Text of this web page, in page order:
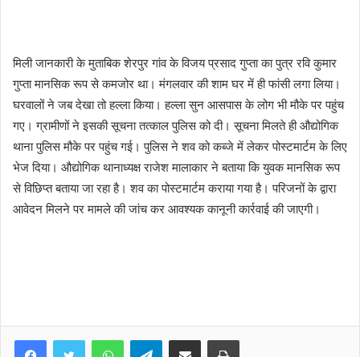
मिली जानकारी के मुताबिक शेरपुर गांव के विजय प्रसाद गुप्ता का पुत्र रवि कुमार
गुप्ता मानसिक रूप से कमजोर था। मंगलवार की शाम घर में ही फांसी लगा लिया।
घरवालों ने जब देखा तो हल्ला किया। हल्ला सुन आसपास के लोग भी मौके पर पहुंच
गए। ग्रामीणों ने इसकी सूचना तत्काल पुलिस को दी। सूचना मिलते ही औद्योगिक
थाना पुलिस मौके पर पहुंच गई। पुलिस ने शव को कब्जे में लेकर पोस्टमार्टम के लिए
भेज दिया। औद्योगिक थानाध्यक्ष राजेश मालाकार ने बताया कि युवक मानसिक रूप
से विछिप्त बताया जा रहा है। शव का पोस्टमार्टम कराया गया है। परिजनों के द्वारा
आवेदन मिलने पर मामले की जांच कर आवश्यक कानूनी कार्रवाई की जाएगी।
Telegram